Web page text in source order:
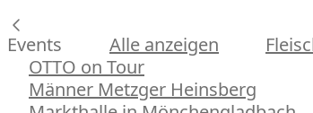
Events Alle anzeigen
OTTO on Tour
Männer Metzger Heinsberg